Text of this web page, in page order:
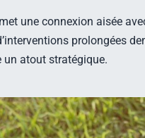
une connexion aisée
prolongées
un atout stratégique.